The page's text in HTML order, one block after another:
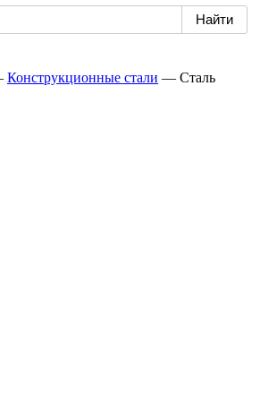
Конструкционные стали — Сталь